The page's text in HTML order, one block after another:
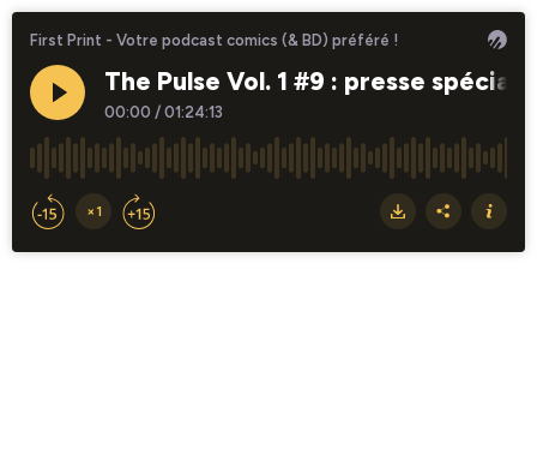
First Print - Votre podcast comics (& BD) préféré !
The Pulse Vol. 1 #9 : presse
00:00 / 01:24:13
×1